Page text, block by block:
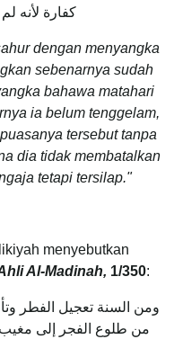
كفارة لأنه
dengan menyangka
sebenarnya sudah
bahawa matahari
ia belum tenggelam,
tersebut tanpa
dia tidak membatalkan
tetapi tersilap."
menyebutkan
Al-Madinah, 1/350:
ومن السنة تعجيل الفطر
من طلوع الفجر إلى مغيب